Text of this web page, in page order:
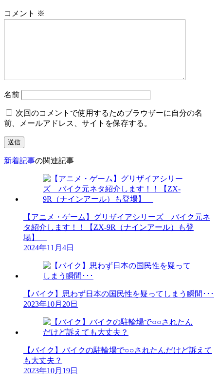
コメント ※
名前
次回のコメントで使用するためブラウザーに自分の名
前、メールアドレス、サイトを保存する。
新着記事の関連記事
【アニメ・ゲーム】グリザイアシリーズ バイク元ネ
タ紹介します！！【ZX-9R（ナインアール）も登
場】
2024年11月4日
【バイク】思わず日本の国民性を疑ってしまう瞬間･･･
2023年10月20日
【バイク】バイクの駐輪場で○○されたんだけど訴えて
も大丈夫？
2023年10月19日